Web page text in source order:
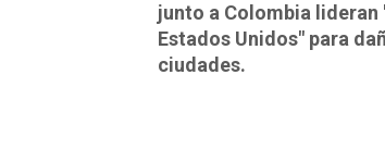
junto a Colombia
Estados Unidos" para
ciudades.